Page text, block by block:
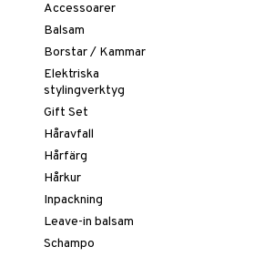
Accessoarer
Balsam
Borstar / Kammar
Elektriska
stylingverktyg
Gift Set
Håravfall
Hårfärg
Hårkur
Inpackning
Leave-in balsam
Schampo